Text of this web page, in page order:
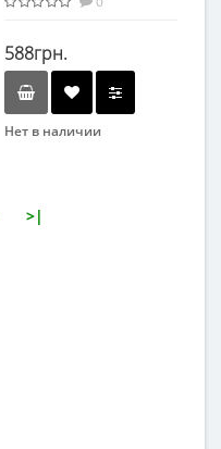
588грн.
Нет в наличии
>|